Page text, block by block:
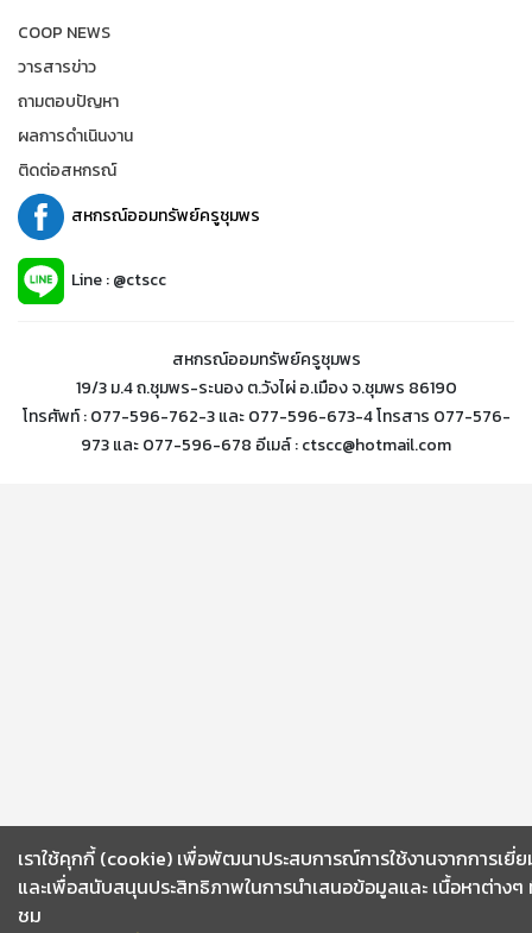
COOP NEWS
วารสารข่าว
ถามตอบปัญหา
ผลการดำเนินงาน
ติดต่อสหกรณ์
สหกรณ์ออมทรัพย์ครูชุมพร
Line : @ctscc
สหกรณ์ออมทรัพย์ครูชุมพร
19/3 ม.4 ถ.ชุมพร-ระนอง ต.วังไผ่ อ.เมือง จ.ชุมพร 86190
โทรศัพท์ : 077-596-762-3 และ 077-596-673-4 โทรสาร 077-576-
973 และ 077-596-678 อีเมล์ : ctscc@hotmail.com
เราใช้คุกกี้ (cookie) เพื่อพัฒนาประสบการณ์การใช้งานจากการเยี่ย
และเพื่อสนับสนุนประสิทธิภาพในการนำเสนอข้อมูลและ เนื้อหาต่างๆ
ชม